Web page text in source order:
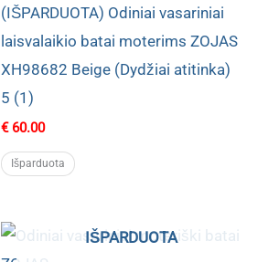
(IŠPARDUOTA) Odiniai vasariniai
laisvalaikio batai moterims ZOJAS
XH98682 Beige (Dydžiai atitinka)
5 (1)
€60.00
Išparduota
IŠPARDUOTA